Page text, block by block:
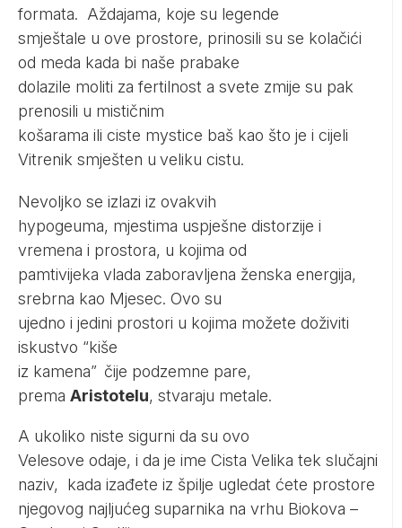
formata. Aždajama, koje su legende
smještale u ove prostore, prinosili su se kolačići
od meda kada bi naše prabake
dolazile moliti za fertilnost a svete zmije su pak
prenosili u mističnim
košarama ili ciste mystice baš kao što je i cijeli
Vitrenik smješten u veliku cistu.
Nevoljko se izlazi iz ovakvih
hypogeuma, mjestima uspješne distorzije i
vremena i prostora, u kojima od
pamtivijeka vlada zaboravljena ženska energija,
srebrna kao Mjesec. Ovo su
ujedno i jedini prostori u kojima možete doživiti
iskustvo “kiše
iz kamena” čije podzemne pare,
prema Aristotelu, stvaraju metale.
A ukoliko niste sigurni da su ovo
Velesove odaje, i da je ime Cista Velika tek slučajni
naziv, kada izađete iz špilje ugledat ćete prostore
njegovog najljućeg suparnika na vrhu Biokova –